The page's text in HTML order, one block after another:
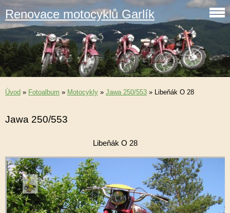
Renovace motocyklů Garlík
Úvod » Fotoalbum » Motocykly » Jawa 250/553 » Libeňák O 28
Jawa 250/553
Libeňák O 28